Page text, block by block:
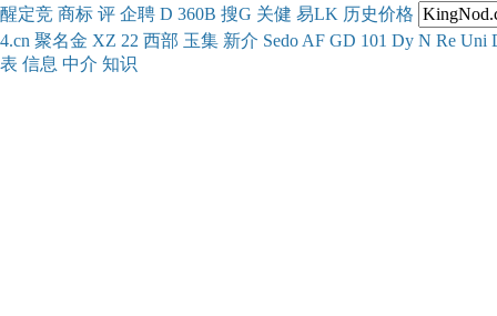
醒定竞 商标 评 企聘 D 360B 搜G 关健 易LK 历史价格
4.cn 聚名金 XZ 22 西部 玉集 新介 Sedo AF GD 101 Dy N Re Uni
表 信息 中介 知识